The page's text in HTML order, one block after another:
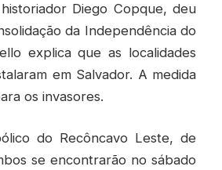
Diego Copque, deu
da Independência do
explica que as localidades
em Salvador. A medida
os invasores.
do Recôncavo Leste, de
se encontrarão no sábado